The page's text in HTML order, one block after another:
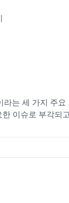
는 세 가지 주
이슈로 부각되